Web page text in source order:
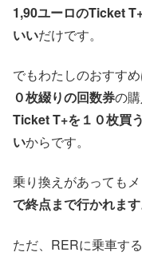
1,90ユーロのTicket
いいだけです。
でもわたしのおすすめ
０枚綴りの回数券の
Ticket T+を１０枚買
いからです。
乗り換えがあっても
で終点まで行かれます
ただ、RERに乗車す